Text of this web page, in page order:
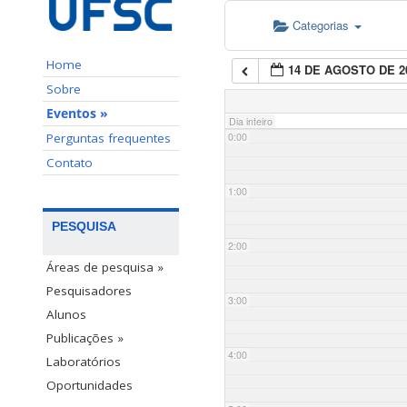
Home
Sobre
Eventos »
Perguntas frequentes
Contato
PESQUISA
Áreas de pesquisa »
Pesquisadores
Alunos
Publicações »
Laboratórios
Oportunidades
Categorias
14 DE AGOSTO DE
Dia inteiro
0:00
1:00
2:00
3:00
4:00